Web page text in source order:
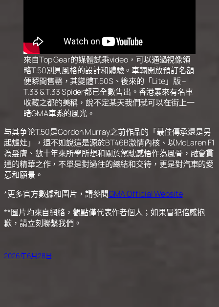
來自Top Gear的媒體試乘video，可以通過視像領
略T.50別具風格的設計和體驗。車輛開放預訂名額
便瞬間售罄，其變體T.50S、後來的「Lite」版 –
T.33 & T.33 Spider都已全數售出。香港素來有名車
收藏之都的美稱，說不定某天我們就可以在街上一
睹GMA車系的風光。
与其争论T.50是Gordon Murray之前作品的「最佳傳承還是另
起爐灶」，還不如說這是源於BT46B激情內核、以McLaren F1
為髮膚、數十年來所學所想和關於駕駛感悟作為風骨，融會貫
通的精華之作，不單是對過往的總結和交待，更是對汽車的愛
意和願景。
*更多官方數據和圖片，請參閱GMA Official Website
**圖片均來自網絡，觀點僅代表作者個人；如果冒犯倍感抱
歉，請立刻聯繫我們。
2026年6月28日